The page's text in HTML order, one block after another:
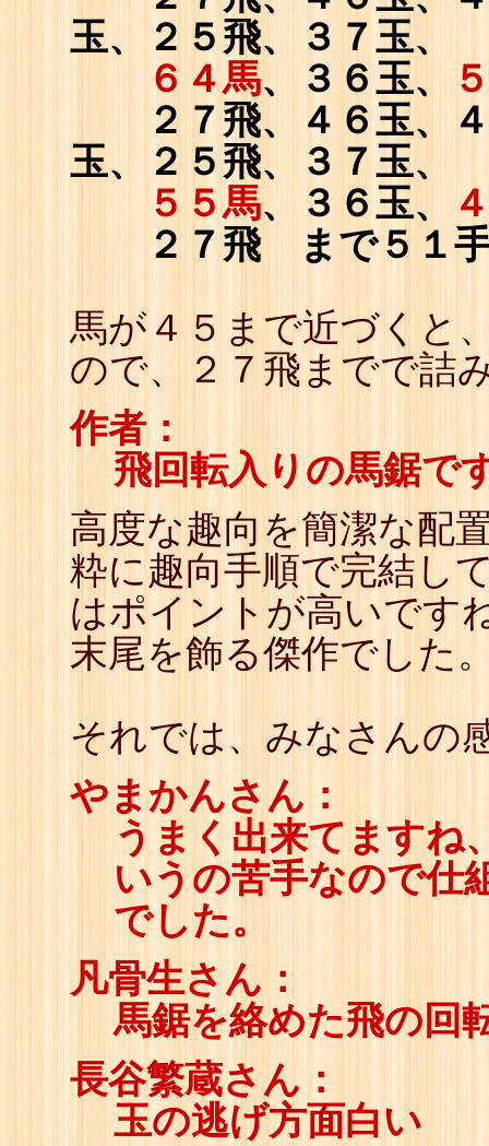
玉、２５飛、３７玉、
６４馬、３６玉、
２７飛、４６玉、
玉、２５飛、３７玉、
５５馬、３６玉、
２７飛 まで５１
馬が４５まで近づくと
ので、２７飛までで詰
作者：
飛回転入りの馬鋸で
高度な趣向を簡潔な配
粋に趣向手順で完結し
はポイントが高いです
末尾を飾る傑作でした
それでは、みなさんの
やまかんさん：
うまく出来てますね
いうの苦手なので仕
でした。
凡骨生さん：
馬鋸を絡めた飛の回
長谷繁蔵さん：
玉の逃げ方面白い